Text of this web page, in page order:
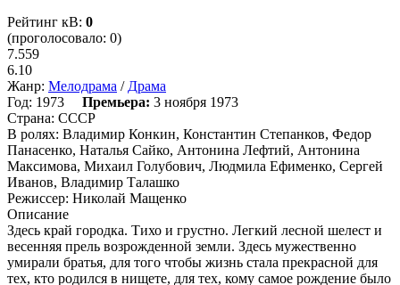
Рейтинг кВ: 0
(проголосовало: 0)
7.559
6.10
Жанр: Мелодрама / Драма
Год: 1973 Премьера: 3 ноября 1973
Страна: СССР
В ролях: Владимир Конкин, Константин Степанков, Федор
Панасенко, Наталья Сайко, Антонина Лефтий, Антонина
Максимова, Михаил Голубович, Людмила Ефименко, Сергей
Иванов, Владимир Талашко
Режиссер: Николай Мащенко
Описание
Здесь край городка. Тихо и грустно. Легкий лесной шелест и
весенняя прель возрожденной земли. Здесь мужественно
умирали братья, для того чтобы жизнь стала прекрасной для
тех, кто родился в нищете, для тех, кому самое рождение было